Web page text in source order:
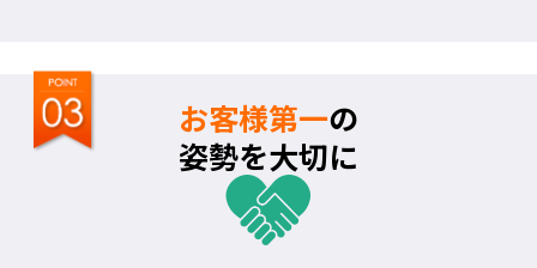
お客様第一の
姿勢を大切に